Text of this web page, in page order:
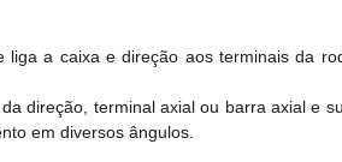
a caixa e direção aos terminais da
direção, terminal axial ou barra axial e
em diversos ângulos.